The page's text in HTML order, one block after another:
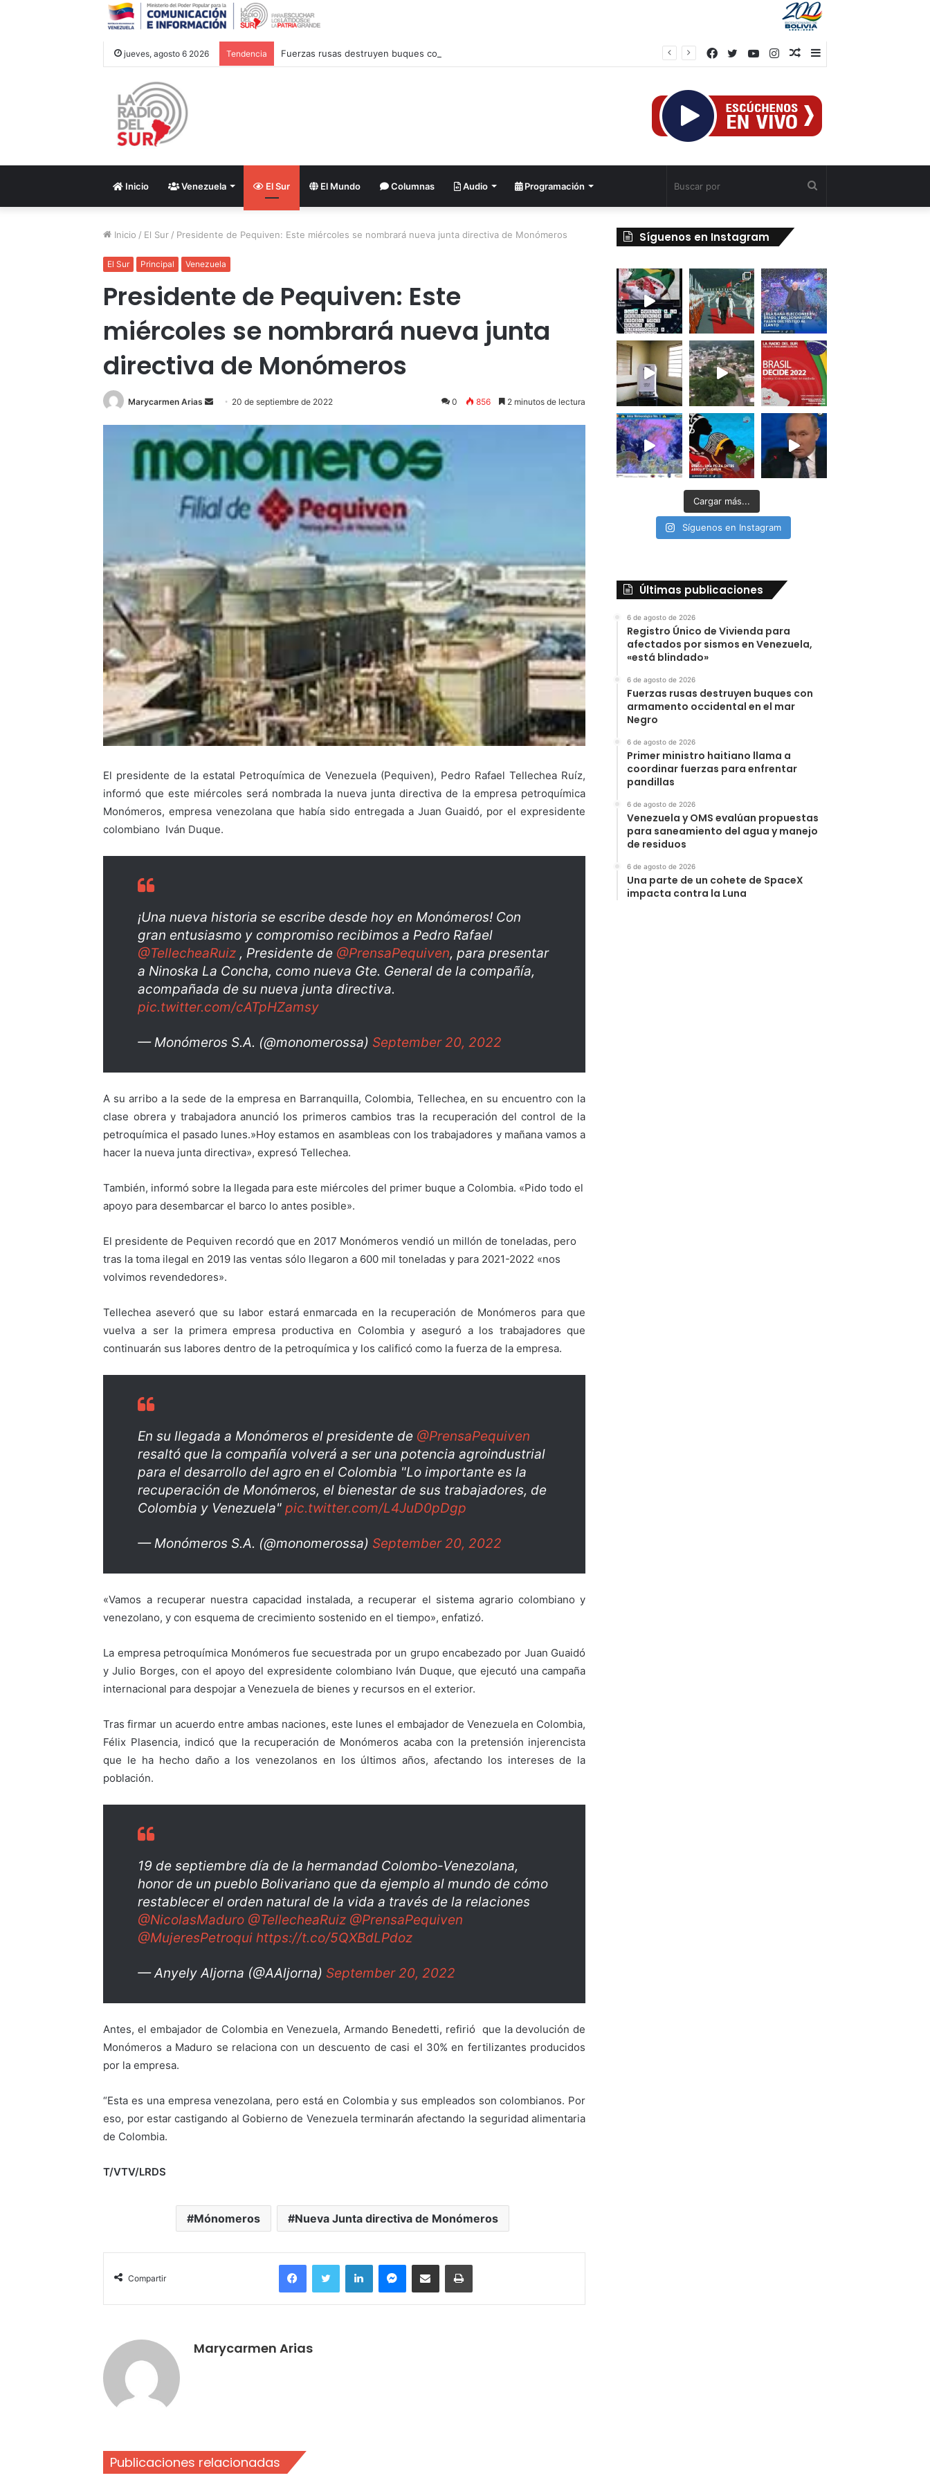
jueves, agosto 6 2026 Tendencia Fuerzas rusas destruyen buques con armamento occidental en el mar Negro
Barra
Publicación
azar
Instagram
YouTube
Twitter
Facebook
Inicio Venezuela El Sur El Mundo Columnas Audio Programación
Inicio / El Sur / Presidente de Pequiven: Este miércoles se nombrará nueva junta directiva de Monómeros
El Sur Principal Venezuela
Presidente de Pequiven: Este
miércoles se nombrará nueva junta
directiva de Monómeros
Marycarmen Arias
Send20 de septiembre de 2022 0 856 2 minutos de lectura
El presidente de la estatal Petroquímica de Venezuela (Pequiven), Pedro Rafael Tellechea Ruíz,
informó que este miércoles será nombrada la nueva junta directiva de la empresa petroquímica
Monómeros, empresa venezolana que había sido entregada a Juan Guaidó, por el expresidente
colombiano Iván Duque.
¡Una nueva historia se escribe desde hoy en Monómeros! Con
gran entusiasmo y compromiso recibimos a Pedro Rafael
@TellecheaRuiz , Presidente de @PrensaPequiven, para presentar
a Ninoska La Concha, como nueva Gte. General de la compañía,
acompañada de su nueva junta directiva.
pic.twitter.com/cATpHZamsy
— Monómeros S.A. (@monomerossa) September 20, 2022
A su arribo a la sede de la empresa en Barranquilla, Colombia, Tellechea, en su encuentro con la
clase obrera y trabajadora anunció los primeros cambios tras la recuperación del control de la
petroquímica el pasado lunes.»Hoy estamos en asambleas con los trabajadores y mañana vamos a
hacer la nueva junta directiva», expresó Tellechea.
También, informó sobre la llegada para este miércoles del primer buque a Colombia. «Pido todo el
apoyo para desembarcar el barco lo antes posible».
El presidente de Pequiven recordó que en 2017 Monómeros vendió un millón de toneladas, pero
tras la toma ilegal en 2019 las ventas sólo llegaron a 600 mil toneladas y para 2021-2022 «nos
volvimos revendedores».
Tellechea aseveró que su labor estará enmarcada en la recuperación de Monómeros para que
vuelva a ser la primera empresa productiva en Colombia y aseguró a los trabajadores que
continuarán sus labores dentro de la petroquímica y los calificó como la fuerza de la empresa.
En su llegada a Monómeros el presidente de @PrensaPequiven
resaltó que la compañía volverá a ser una potencia agroindustrial
para el desarrollo del agro en el Colombia "Lo importante es la
recuperación de Monómeros, el bienestar de sus trabajadores, de
Colombia y Venezuela"pic.twitter.com/L4JuD0pDgp
— Monómeros S.A. (@monomerossa) September 20, 2022
«Vamos a recuperar nuestra capacidad instalada, a recuperar el sistema agrario colombiano y
venezolano, y con esquema de crecimiento sostenido en el tiempo», enfatizó.
La empresa petroquímica Monómeros fue secuestrada por un grupo encabezado por Juan Guaidó
y Julio Borges, con el apoyo del expresidente colombiano Iván Duque, que ejecutó una campaña
internacional para despojar a Venezuela de bienes y recursos en el exterior.
Tras firmar un acuerdo entre ambas naciones, este lunes el embajador de Venezuela en Colombia,
Félix Plasencia, indicó que la recuperación de Monómeros acaba con la pretensión injerencista
que le ha hecho daño a los venezolanos en los últimos años, afectando los intereses de la
población.
19 de septiembre día de la hermandad Colombo-Venezolana,
honor de un pueblo Bolivariano que da ejemplo al mundo de cómo
restablecer el orden natural de la vida a través de la relaciones
@NicolasMaduro @TellecheaRuiz @PrensaPequiven
@MujeresPetroqui https://t.co/5QXBdLPdoz
— Anyely Aljorna (@AAljorna) September 20, 2022
Antes, el embajador de Colombia en Venezuela, Armando Benedetti, refirió que la devolución de
Monómeros a Maduro se relaciona con un descuento de casi el 30% en fertilizantes producidos
por la empresa.
“Esta es una empresa venezolana, pero está en Colombia y sus empleados son colombianos. Por
eso, por estar castigando al Gobierno de Venezuela terminarán afectando la seguridad alimentaria
de Colombia.
T/VTV/LRDS
Mónomeros Nueva Junta directiva de Monómeros
Compartir
FacebookTwitter LinkedInMessengerCompartir por correo electrónicoImprimir
Marycarmen Arias
Publicaciones relacionadas
Síguenos en Instagram
Cargar más...
Síguenos en Instagram
Últimas publicaciones
6 de agosto de 2026
Registro Único de Vivienda para
afectados por sismos en Venezuela,
«está blindado»
6 de agosto de 2026
Fuerzas rusas destruyen buques con
armamento occidental en el mar
Negro
6 de agosto de 2026
Primer ministro haitiano llama a
coordinar fuerzas para enfrentar
pandillas
6 de agosto de 2026
Venezuela y OMS evalúan propuestas
para saneamiento del agua y manejo
de residuos
6 de agosto de 2026
Una parte de un cohete de SpaceX
impacta contra la Luna